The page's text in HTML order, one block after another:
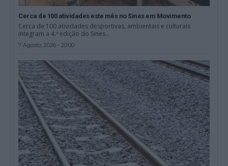
Cerca de 100 atividades este mês no Sines em Movimento
Cerca de 100 atividades desportivas, ambientais e culturais
integram a 4.ª edição do Sines...
7 Agosto, 2026 - 20:00